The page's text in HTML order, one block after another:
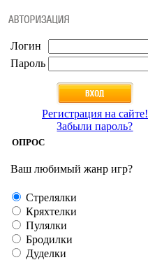
Логин
Пароль
Регистрация на сайте!
Забыли пароль?
ОПРОС
Ваш любимый жанр игр?
Стрелялки
Кряхтелки
Пулялки
Бродилки
Дуделки